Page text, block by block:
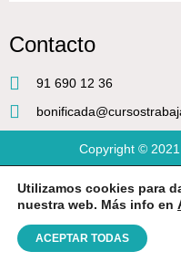
Contacto
91 690 12 36
Copyright © 2021
Aviso Legal |Política de
Diseño
Utilizamos cookies para
nuestra web. Más info en
ACEPTAR TODAS